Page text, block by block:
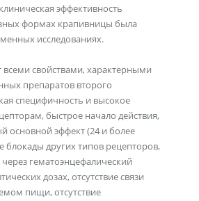
эффективность
формах крапивницы была
исследованиях.
всеми свойствами, характерными
препаратов второго
специфичность и высокое
быстрое начало действия,
основной эффект (24 и более
блокады других типов рецепторов,
гематоэнцефалический
дозах, отсутствие связи
пищи, отсутствие